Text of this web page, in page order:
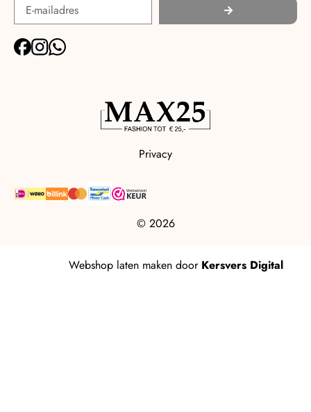
Privacy
© 2026
Webshop laten maken door Kersvers Digital